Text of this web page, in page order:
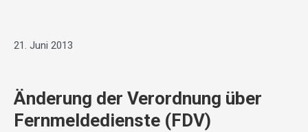
21. Juni 2013
Änderung der Verordnung über
Fernmeldedienste (FDV)